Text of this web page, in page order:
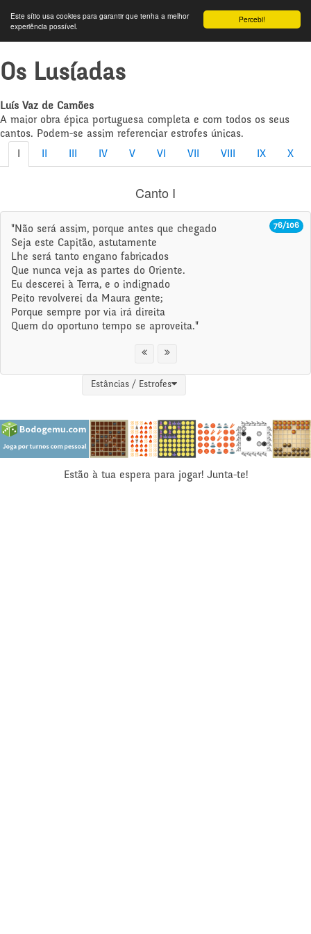
Percebi!
Este sítio usa cookies para garantir que tenha a melhor
experiência possível.
Os Lusíadas
Luís Vaz de Camões
A maior obra épica portuguesa completa e com todos os seus
cantos. Podem-se assim referenciar estrofes únicas.
IV V VI VII VIII IX X
Canto I
76/106
"Não será assim, porque antes que chegado
Seja este Capitão, astutamente
Lhe será tanto engano fabricados
Que nunca veja as partes do Oriente.
Eu descerei à Terra, e o indignado
Peito revolverei da Maura gente;
Porque sempre por via irá direita
Quem do oportuno tempo se aproveita."
Estâncias / Estrofes
Estão à tua espera para jogar! Junta-te!